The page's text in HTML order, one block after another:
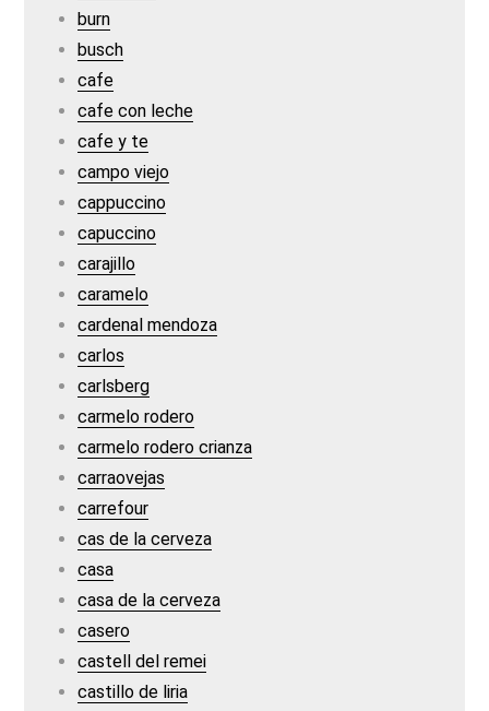
burn
busch
cafe
cafe con leche
cafe y te
campo viejo
cappuccino
capuccino
carajillo
caramelo
cardenal mendoza
carlos
carlsberg
carmelo rodero
carmelo rodero crianza
carraovejas
carrefour
cas de la cerveza
casa
casa de la cerveza
casero
castell del remei
castillo de liria